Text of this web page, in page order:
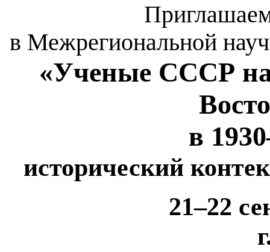
в Межрегиональной
«Ученые СССР
в
исторический
21–22